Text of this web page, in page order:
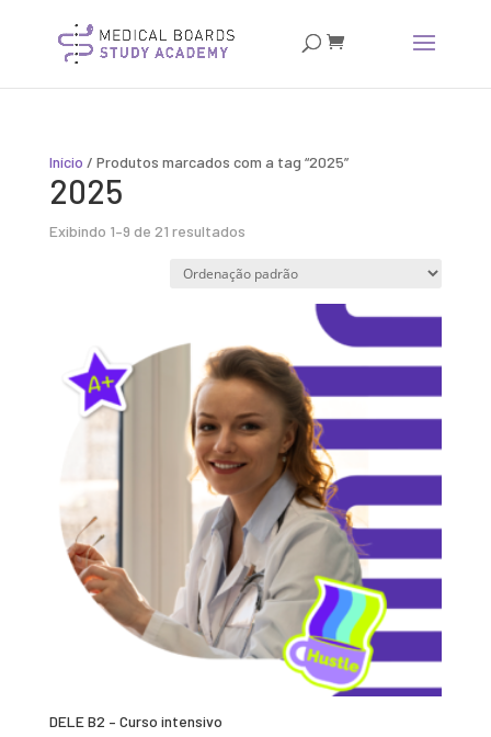
Início / Produtos marcados com a tag “2025”
2025
Exibindo 1–9 de 21 resultados
DELE B2 – Curso intensivo